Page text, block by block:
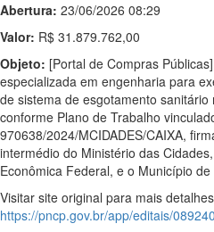
Abertura: 23/06/2026 08:29
Valor: R$ 31.879.762,00
Objeto: [Portal de Compras
especializada em engenharia para
de sistema de esgotamento
conforme Plano de Trabalho
970638/2024/MCIDADES/CAIXA,
intermédio do Ministério das
Econômica Federal, e o Município de
Visitar site original para mais
https://pncp.gov.br/app/editais/